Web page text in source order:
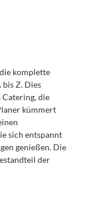
komplette
Z. Dies
Catering, die
kümmert
sich entspannt
genießen. Die
der